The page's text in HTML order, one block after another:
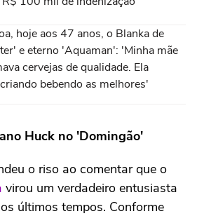
hoje aos 47 anos, o Blanka de
e eterno 'Aquaman': 'Minha mãe
cervejas de qualidade. Ela
bebendo as melhores'
Huck no 'Domingão'
o riso ao comentar que o
virou um verdadeiro entusiasta
últimos tempos. Conforme